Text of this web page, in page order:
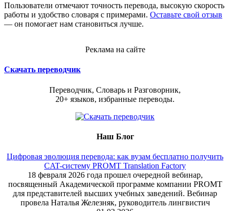
Пользователи отмечают точность перевода, высокую скорость
работы и удобство словаря с примерами. Оставьте свой отзыв
— он помогает нам становиться лучше.
Реклама на сайте
Скачать переводчик
Переводчик, Словарь и Разговорник,
20+ языков, избранные переводы.
Наш Блог
Цифровая эволюция перевода: как вузам бесплатно получить
CAT-систему PROMT Translation Factory
18 февраля 2026 года прошел очередной вебинар,
посвященный Академической программе компании PROMT
для представителей высших учебных заведений. Вебинар
провела Наталья Железняк, руководитель лингвистич